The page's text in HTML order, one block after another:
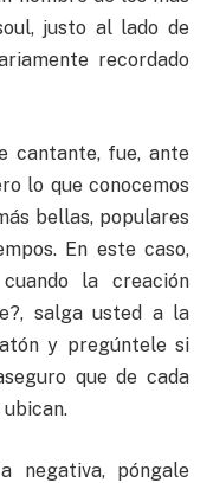
justo al lado de
recordado
cantante, fue, ante
lo que conocemos
bellas, populares
En este caso,
la creación
salga usted a la
y pregúntele si
que de cada
negativa, póngale